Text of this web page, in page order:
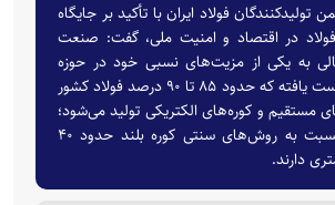
تولیدکنندگان فولاد ایران با تأکید بر جایگاه
در اقتصاد و امنیت ملی، گفت: صنعت
به یکی از مزیت‌های نسبی خود در حوزه
تولید کم‌آلاینده دست یافته که حدود ۸۵ تا ۹۰ درصد فولاد کشور
مستقیم و کوره‌های الکتریکی تولید می‌شود؛
فناوری‌هایی که نسبت به روش‌های سنتی کوره بلند حدود ۴۰
دارند.